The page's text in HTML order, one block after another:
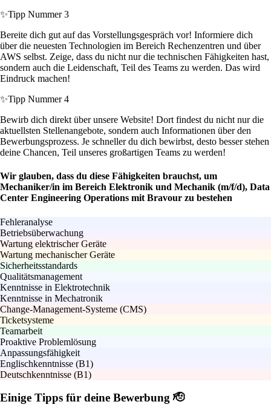
✨Tipp Nummer 3
Bereite dich gut auf das Vorstellungsgespräch vor! Informiere dich
über die neuesten Technologien im Bereich Rechenzentren und über
AWS selbst. Zeige, dass du nicht nur die technischen Fähigkeiten hast,
sondern auch die Leidenschaft, Teil des Teams zu werden. Das wird
Eindruck machen!
✨Tipp Nummer 4
Bewirb dich direkt über unsere Website! Dort findest du nicht nur die
aktuellsten Stellenangebote, sondern auch Informationen über den
Bewerbungsprozess. Je schneller du dich bewirbst, desto besser stehen
deine Chancen, Teil unseres großartigen Teams zu werden!
Wir glauben, dass du diese Fähigkeiten brauchst, um
Mechaniker/in im Bereich Elektronik und Mechanik (m/f/d), Data
Center Engineering Operations mit Bravour zu bestehen
Fehleranalyse
Betriebsüberwachung
Wartung elektrischer Geräte
Wartung mechanischer Geräte
Sicherheitsstandards
Qualitätsmanagement
Kenntnisse in Elektrotechnik
Kenntnisse in Mechatronik
Change-Management-Systeme (CMS)
Ticketsysteme
Teamarbeit
Proaktive Problemlösung
Anpassungsfähigkeit
Englischkenntnisse (B1)
Deutschkenntnisse (B1)
Einige Tipps für deine Bewerbung 🫡